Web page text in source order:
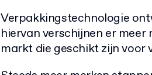
Verpakkingstechnologie
hiervan verschijnen er
markt die geschikt zijn voor